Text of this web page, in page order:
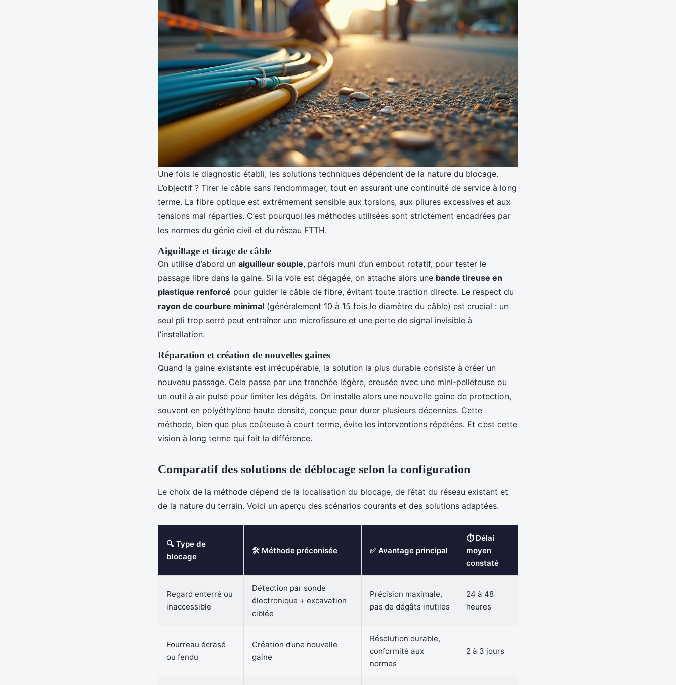
Une fois le diagnostic établi, les solutions techniques dépendent de la nature du blocage.
L’objectif ? Tirer le câble sans l’endommager, tout en assurant une continuité de service à long
terme. La fibre optique est extrêmement sensible aux torsions, aux pliures excessives et aux
tensions mal réparties. C’est pourquoi les méthodes utilisées sont strictement encadrées par
les normes du génie civil et du réseau FTTH.
Aiguillage et tirage de câble
On utilise d’abord un aiguilleur souple, parfois muni d’un embout rotatif, pour tester le
passage libre dans la gaine. Si la voie est dégagée, on attache alors une bande tireuse en
plastique renforcé pour guider le câble de fibre, évitant toute traction directe. Le respect du
rayon de courbure minimal (généralement 10 à 15 fois le diamètre du câble) est crucial : un
seul pli trop serré peut entraîner une microfissure et une perte de signal invisible à
l’installation.
Réparation et création de nouvelles gaines
Quand la gaine existante est irrécupérable, la solution la plus durable consiste à créer un
nouveau passage. Cela passe par une tranchée légère, creusée avec une mini-pelleteuse ou
un outil à air pulsé pour limiter les dégâts. On installe alors une nouvelle gaine de protection,
souvent en polyéthylène haute densité, conçue pour durer plusieurs décennies. Cette
méthode, bien que plus coûteuse à court terme, évite les interventions répétées. Et c’est cette
vision à long terme qui fait la différence.
Comparatif des solutions de déblocage selon la configuration
Le choix de la méthode dépend de la localisation du blocage, de l’état du réseau existant et
de la nature du terrain. Voici un aperçu des scénarios courants et des solutions adaptées.
🔍 Type de
blocage
🛠️ Méthode préconisée ✅ Avantage principal
⏱️ Délai
moyen
constaté
Regard enterré ou
inaccessible
Détection par sonde
électronique + excavation
ciblée
Précision maximale,
pas de dégâts inutiles
24 à 48
heures
Fourreau écrasé
ou fendu
Création d’une nouvelle
gaine
Résolution durable,
conformité aux
normes
2 à 3 jours